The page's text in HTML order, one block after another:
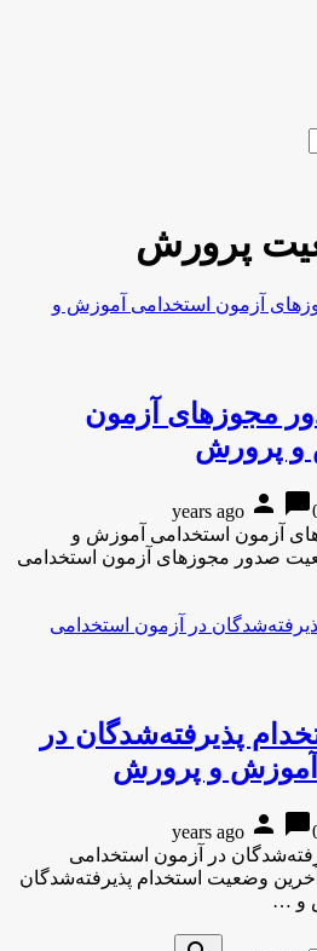
پرورش
مجوزهای آزمون
و پرورش
person chat_bubble
آزمون استخدامی آموزش و
صدور مجوزهای آزمون استخدامی
پذیرفته‌شدگان در
آموزش و پرورش
person chat_bubble
در آزمون استخدامی
وضعیت استخدام پذیرفته‌شدگان
و …